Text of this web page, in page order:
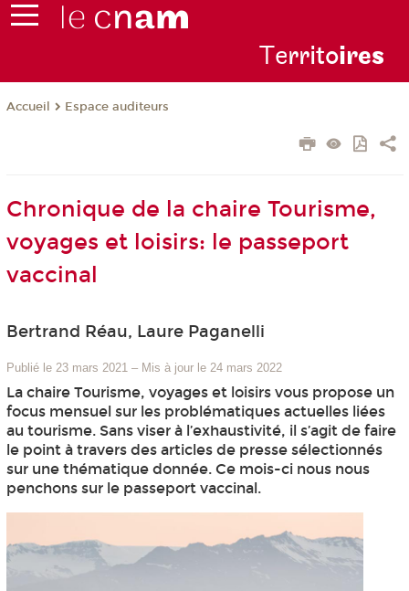
Territoires
Accueil Espace auditeurs
Chronique de la chaire Tourisme,
voyages et loisirs: le passeport
vaccinal
Bertrand Réau, Laure Paganelli
Publié le 23 mars 2021 – Mis à jour le 24 mars 2022
La chaire Tourisme, voyages et loisirs vous propose un
focus mensuel sur les problématiques actuelles liées
au tourisme. Sans viser à l’exhaustivité, il s’agit de faire
le point à travers des articles de presse sélectionnés
sur une thématique donnée. Ce mois-ci nous nous
penchons sur le passeport vaccinal.